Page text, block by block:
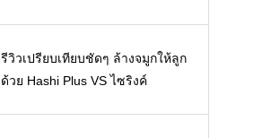
รีวิวเปรียบเทียบชัดๆ ล้างจมูกให้ลูก
ด้วย Hashi Plus VS ไซริงค์